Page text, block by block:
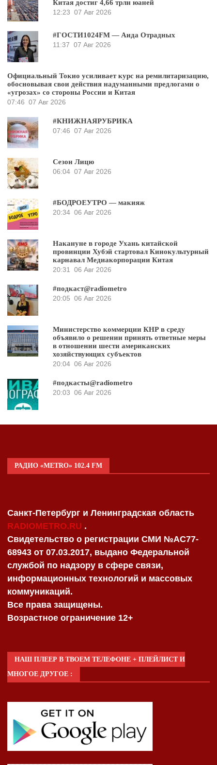
Китая достиг 4,66 трлн юаней
12:23 07 Авг 2026
#ГОСТИ1024FM — Аида Отрадных
11:37 07 Авг 2026
Официальный Токио усиливает курс на ремилитаризацию,
обосновывая свои действия надуманными предлогами о
«угрозах» со стороны России и Китая
07:46 07 Авг 2026
#КНИЖНАЯРУБРИКА
07:46 07 Авг 2026
Сезон Лицю
06:04 07 Авг 2026
#БОДРОЕУТРО — макияж
20:34 06 Авг 2026
Накануне в городе Ухань китайской
провинции Хубэй стартовал Кинокультурный
карнавал Медиакорпорации Китая
20:31
06 Авг 2026
#подкаст@radiometro
20:05 06 Авг 2026
Министерство коммерции КНР в среду
объявило о решении принять ответные меры
в отношении шести американских
хозяйствующих субъектов
20:04 06 Авг 2026
#подкасты@radiometro
20:03 06 Авг 2026
РАДИО «METRO» 102.4 FM
Санкт-Петербург и Ленинградская область
RADIOMETRO.RU .
Свидетельство о регистрации СМИ №AC77-
68943 от 07.03.2017, выдано Федеральной
службой по надзору в сфере связи,
информационных технологий и массовых
коммуникаций.
Все права защищены.
Возрастное ограничение 12+
НАШ ПЛЕЕР В ТВОЕМ ТЕЛЕФОНЕ + ПЛЕЙЛИСТ И
МНОГОЕ ДРУГОЕ :